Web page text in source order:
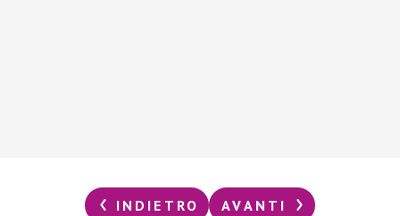
INDIETRO AVANTI